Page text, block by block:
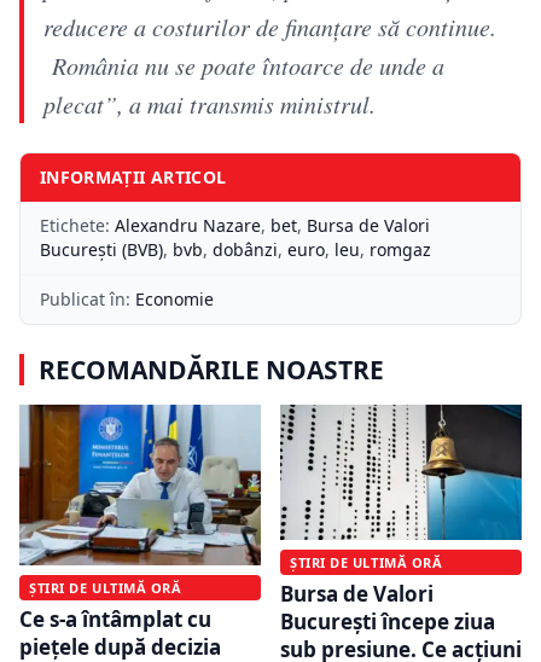
reducere a costurilor de finanţare să continue.
România nu se poate întoarce de unde a
plecat”, a mai transmis ministrul.
INFORMAȚII ARTICOL
Etichete: Alexandru Nazare, bet, Bursa de Valori
Bucureşti (BVB), bvb, dobânzi, euro, leu, romgaz
Publicat în: Economie
RECOMANDĂRILE NOASTRE
ȘTIRI DE ULTIMĂ ORĂ
Ce s-a întâmplat cu
piețele după decizia
ȘTIRI DE ULTIMĂ ORĂ
Bursa de Valori
București începe ziua
sub presiune. Ce acțiuni